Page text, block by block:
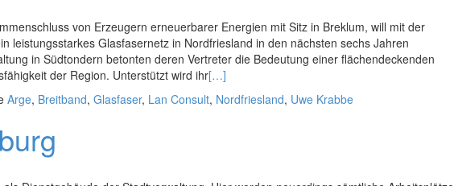
von Erzeugern erneuerbarer Energien mit Sitz in Breklum, will mit der
leistungsstarkes Glasfasernetz in Nordfriesland in den nächsten sechs Jahren
in Südtondern betonten deren Vertreter die Bedeutung einer flächendeckenden
der Region. Unterstützt wird ihr[…]
Arge, Breitband, Glasfaser, Lan Consult, Nordfriesland, Uwe Krabbe